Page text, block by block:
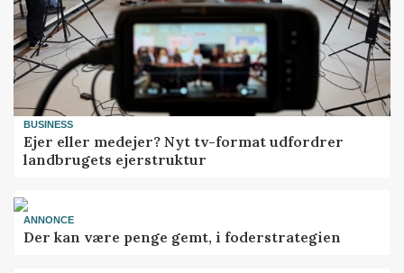
BUSINESS
Ejer eller medejer? Nyt tv-format udfordrer
landbrugets ejerstruktur
ANNONCE
Der kan være penge gemt, i foderstrategien